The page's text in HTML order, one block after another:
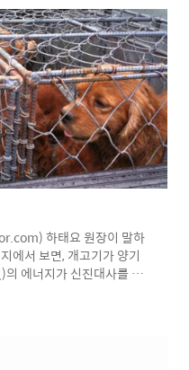
주요내용 1. 동물학대자에
벌금→1년 이하의 징역 또
지 증진을 위한 '동물복지
을 유지할 수 있도록 일정
하태요 원장이 말하
에서 보면, 개고기가 양기
에너지가 신진대사를 방
음식과 마찬가지로 개고
지므로 심장병이나 고혈